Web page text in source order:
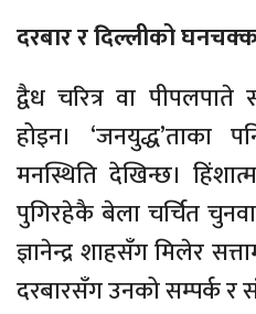
दरबार र दिल्लीको
द्वैध चरित्र वा
होइन।
मनस्थिति देखिन्छ।
पुगिरहेकै बेला चर्चित
ज्ञानेन्द्र शाहसँग मिलेर
दरबारसँग उनको सम्पर्क र